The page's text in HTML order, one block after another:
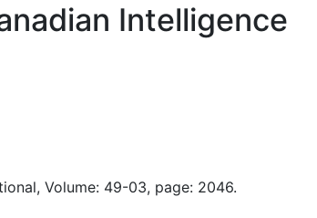
Intelligence
Volume: 49-03, page: 2046.